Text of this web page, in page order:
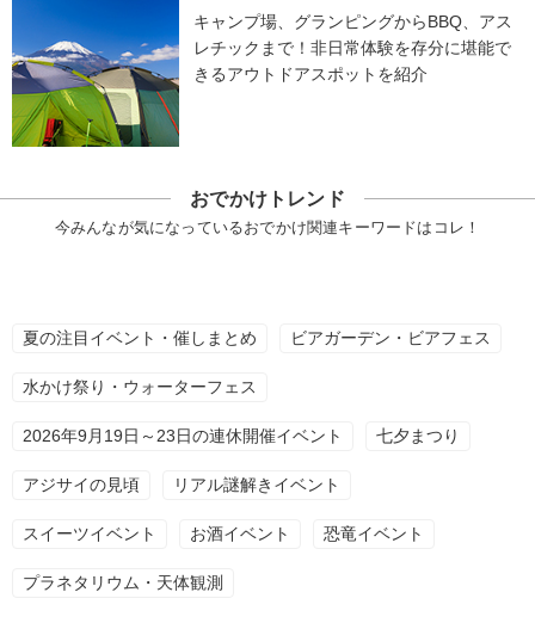
キャンプ場、グランピングからBBQ、アス
レチックまで！非日常体験を存分に堪能で
きるアウトドアスポットを紹介
おでかけトレンド
今みんなが気になっているおでかけ関連キーワードはコレ！
夏の注目イベント・催しまとめ ビアガーデン・ビアフェス
水かけ祭り・ウォーターフェス
2026年9月19日～23日の連休開催イベント 七夕まつり
アジサイの見頃 リアル謎解きイベント
スイーツイベント お酒イベント 恐竜イベント
プラネタリウム・天体観測